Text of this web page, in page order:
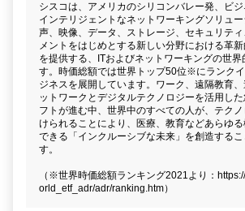
シスコは、アメリカのシリコンバレー発、ビ
インテリジェントなネットワーキングソリュ
声、映像、データ、ストレージ、セキュリテ
メントをはじめとする新しい分野における革
を提供する、ITおよびネットワーキングの世
す。時価総額では世界トップ50位※にランク
ジネスを展開しています。ワーク、遠隔教育
ットワークとデジタルテクノロジーを活用し
フトが進む中、世界中のすべての人が、テク
けられることにより、医療、教育などあらゆ
できる「インクルーシブな未来」を創造する
す。
（※世界時価総額ランキング2021より：
orld_etf_adr/adr/ranking.htm）